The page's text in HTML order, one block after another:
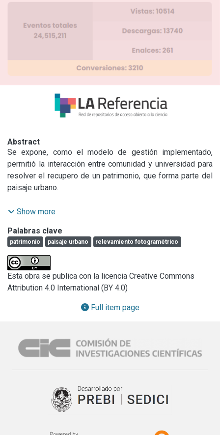
Abstract
Se expone, como el modelo de gestión implementado,
permitió la interacción entre comunidad y universidad para
resolver el recupero de un patrimonio, que forma parte del
paisaje urbano.
Se acuerda con del Sr. Director del Instituto Sagrado
Gabinete de Investigaciones de Preservación del
Patrimonio Cultural del (CEVEqU), sobre la metodología de
gestión y restauración a seguir. En cuanto a la gestión se
decide conformar un equipo de apoyo local y un equipo
técnico y de gestión desde la Universidad.
Se realiza una investigación histórica para determinar la
para la restauración.
luego de una serie de estudios auxiliares y de colaboración
de organismos provinciales, emplear materiales
provenientes de las canteras originales utilizadas en la
Show more
Palabras clave
patrimonio paisaje urbano relevamiento fotogramétrico
Esta obra se publica con la licencia Creative Commons
Attribution 4.0 International (BY 4.0)
Full item page